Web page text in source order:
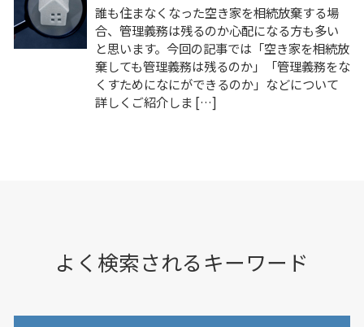
誰も住まなくなった空き家を相続放棄する場
合、管理義務は残るのか心配になる方も多い
と思います。今回の記事では「空き家を相続放
棄しても管理義務は残るのか」「管理義務をな
くすためになにができるのか」などについて
詳しくご紹介しま […]
よく検索されるキーワード